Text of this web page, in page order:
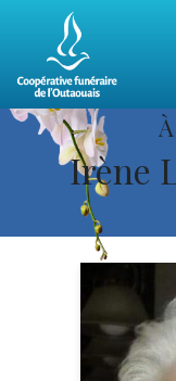
Irène